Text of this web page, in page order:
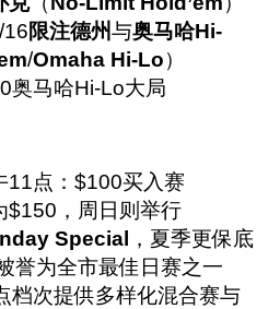
限注德州与奥马哈Hi-
/Omaha Hi-Lo）
奥马哈Hi-Lo大局
11点：$100买入赛
$150，周日则举行
Special
，夏季更保底
誉为全市最佳日赛之一
档次提供多样化混合赛与